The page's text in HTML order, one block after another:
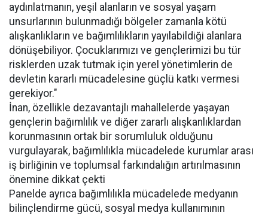
aydınlatmanın, yeşil alanların ve sosyal yaşam
unsurlarının bulunmadığı bölgeler zamanla kötü
alışkanlıkların ve bağımlılıkların yayılabildiği alanlara
dönüşebiliyor. Çocuklarımızı ve gençlerimizi bu tür
risklerden uzak tutmak için yerel yönetimlerin de
devletin kararlı mücadelesine güçlü katkı vermesi
gerekiyor."
İnan, özellikle dezavantajlı mahallelerde yaşayan
gençlerin bağımlılık ve diğer zararlı alışkanlıklardan
korunmasının ortak bir sorumluluk olduğunu
vurgulayarak, bağımlılıkla mücadelede kurumlar arası
iş birliğinin ve toplumsal farkındalığın artırılmasının
önemine dikkat çekti
Panelde ayrıca bağımlılıkla mücadelede medyanın
bilinçlendirme gücü, sosyal medya kullanımının